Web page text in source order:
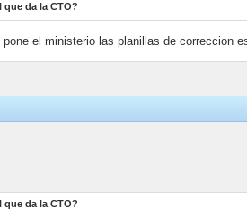
que da la CTO?
el ministerio las planillas de correccion
que da la CTO?